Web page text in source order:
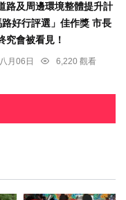
路及周邊環境整體提升計
好行評選」佳作獎 市長
究會被看見！
月06日
6,220 觀看